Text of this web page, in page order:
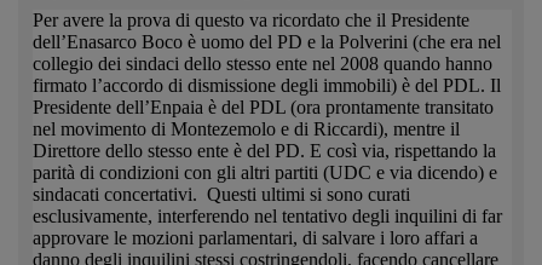
Per avere la prova di questo va ricordato che il Presidente
dell’Enasarco Boco è uomo del PD e la Polverini (che era nel
collegio dei sindaci dello stesso ente nel 2008 quando hanno
firmato l’accordo di dismissione degli immobili) è del PDL. Il
Presidente dell’Enpaia è del PDL (ora prontamente transitato
nel movimento di Montezemolo e di Riccardi), mentre il
Direttore dello stesso ente è del PD. E così via, rispettando la
parità di condizioni con gli altri partiti (UDC e via dicendo) e
sindacati concertativi. Questi ultimi si sono curati
esclusivamente, interferendo nel tentativo degli inquilini di far
approvare le mozioni parlamentari, di salvare i loro affari a
danno degli inquilini stessi costringendoli, facendo cancellare